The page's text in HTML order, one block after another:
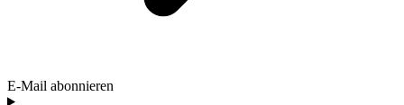
E-Mail abonnieren